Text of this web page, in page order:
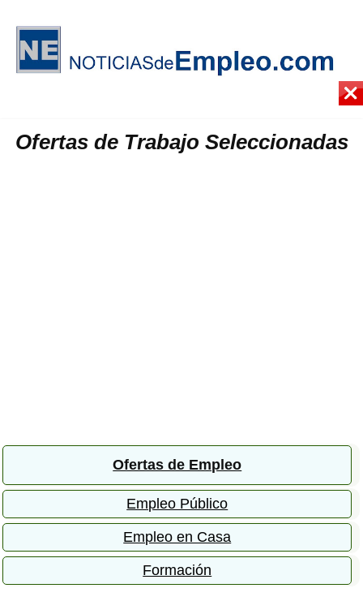
Ofertas de Trabajo Seleccionadas
Ofertas de Empleo
Empleo Público
Empleo en Casa
Formación